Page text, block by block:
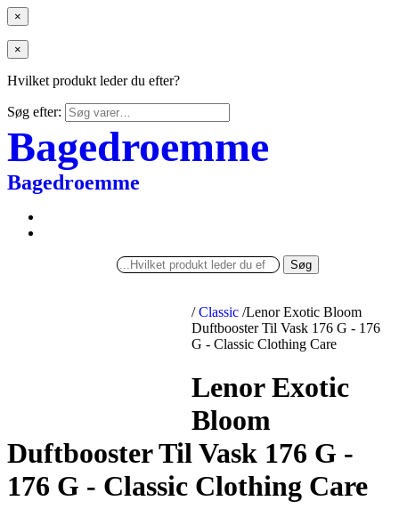
×
×
Hvilket produkt leder du efter?
Søg efter:
Bagedroemme
Bagedroemme
Søg
/ Classic /Lenor Exotic Bloom
Duftbooster Til Vask 176 G - 176
G - Classic Clothing Care
Lenor Exotic
Bloom
Duftbooster Til Vask 176 G -
176 G - Classic Clothing Care